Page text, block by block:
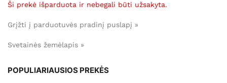
Ši prekė išparduota ir nebegali būti užsakyta.
Grįžti į parduotuvės pradinį puslapį »
Svetainės žemėlapis »
POPULIARIAUSIOS PREKĖS